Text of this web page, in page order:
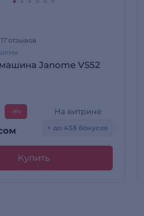
17 отзывов
Janome VS52
-8% На витрине
+ до 438 бонусов
Купить